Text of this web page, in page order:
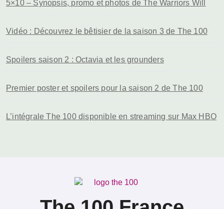
5×10 – Synopsis, promo et photos de The Warriors Will
Vidéo : Découvrez le bêtisier de la saison 3 de The 100
Spoilers saison 2 : Octavia et les grounders
Premier poster et spoilers pour la saison 2 de The 100
L’intégrale The 100 disponible en streaming sur Max HBO